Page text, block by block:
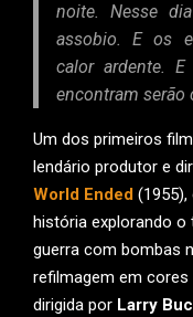
noite. Nesse
assobio. E os
calor ardente.
encontram serão
Um dos primeiros
lendário produtor e
World Ended
história explorando
guerra com bombas
refilmagem em cores
dirigida por Larry